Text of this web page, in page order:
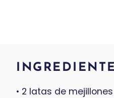
• 2 latas de